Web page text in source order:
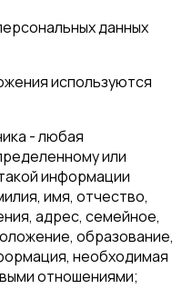
данных
используются
- любая
или
информации
имя, отчество,
адрес, семейное,
образование,
необходимая
отношениями;